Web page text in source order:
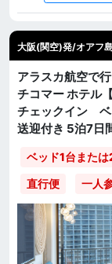
大阪(関空)発/オアフ
アラスカ航空で
チコマー ホテル
チェックイン ベ
送迎付き 5泊7日
ベッド1台また
直行便
一人